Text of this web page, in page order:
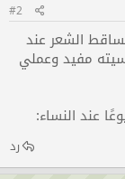
#2
الشعر عند
مفيد وعملي
عند النساء:
رد